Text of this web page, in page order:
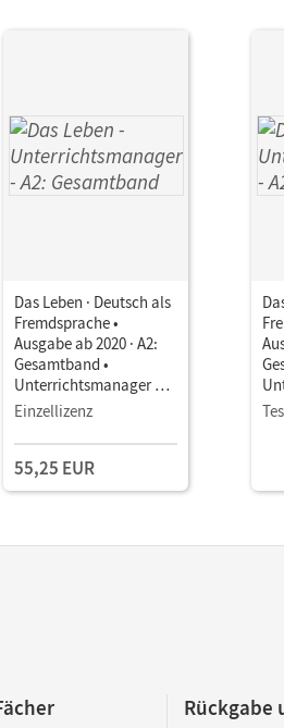
Das Leben · Deutsch als
Fremdsprache •
Ausgabe ab 2020 · A2:
Gesamtband •
Unterrichtsmanager E-
Book mit
und Planungstools
Einzellizenz
55,25 EUR
Rückgabe